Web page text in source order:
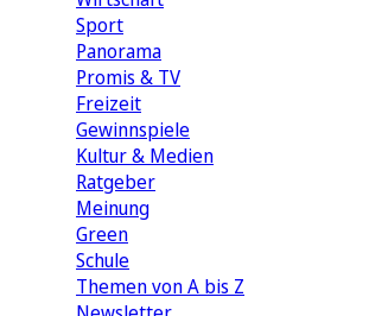
Sport
Panorama
Promis & TV
Freizeit
Gewinnspiele
Kultur & Medien
Ratgeber
Meinung
Green
Schule
Themen von A bis Z